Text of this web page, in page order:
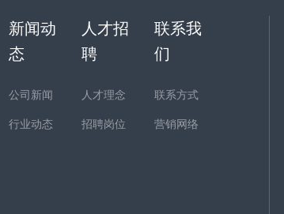
新闻动
态
公司新闻
行业动态
人才招
聘
人才理念
招聘岗位
联系我
们
联系方式
营销网络